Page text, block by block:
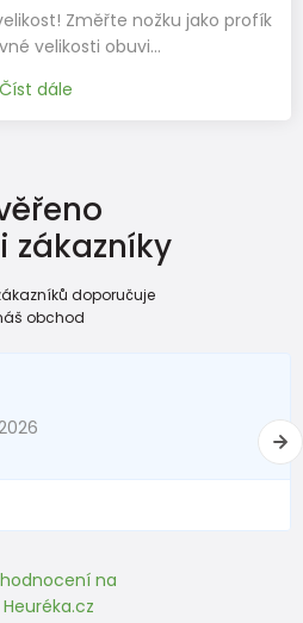
Změřte nožku jako profík
velikosti obuvi…
Číst dále
zákazníky
doporučuje
obchod
na